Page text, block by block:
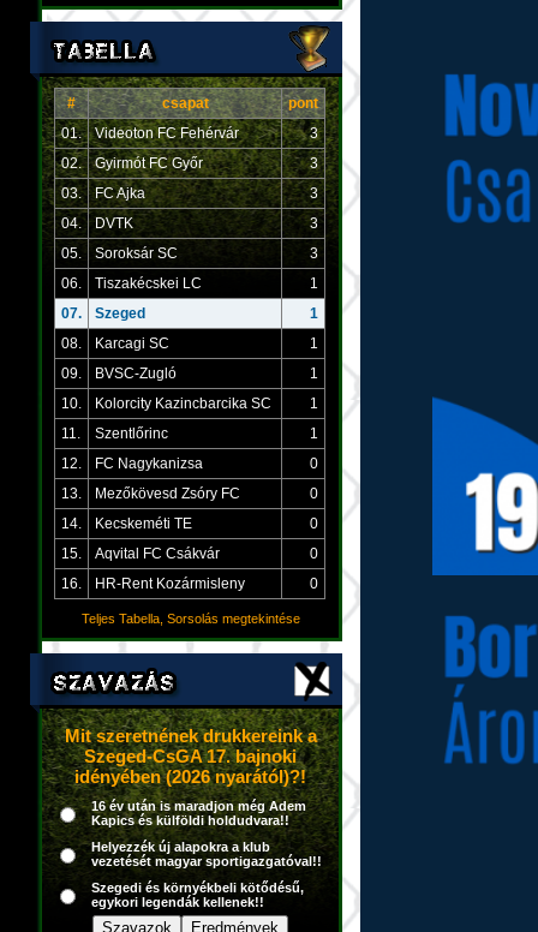
# csapat
pont
01.
Videoton FC Fehérvár
3
02.
Gyirmót FC Győr
3
03.
FC Ajka
3
04.
DVTK
3
05.
Soroksár SC
3
06.
Tiszakécskei LC
1
07.
Szeged
1
08.
Karcagi SC
1
09.
BVSC-Zugló
1
10.
Kolorcity Kazincbarcika SC
1
11.
Szentlőrinc
1
12.
FC Nagykanizsa
0
13.
Mezőkövesd Zsóry FC
0
14.
Kecskeméti TE
0
15.
Aqvital FC Csákvár
0
16.
HR-Rent Kozármisleny 0
Teljes Tabella, Sorsolás megtekintése
Mit szeretnének drukkereink a
Szeged-CsGA 17. bajnoki
idényében (2026 nyarától)?!
16 év után is maradjon még Adem
Kapics és külföldi holdudvara!!
Helyezzék új alapokra a klub
vezetését magyar sportigazgatóval!!
Szegedi és környékbeli kötődésű,
egykori legendák kellenek!!